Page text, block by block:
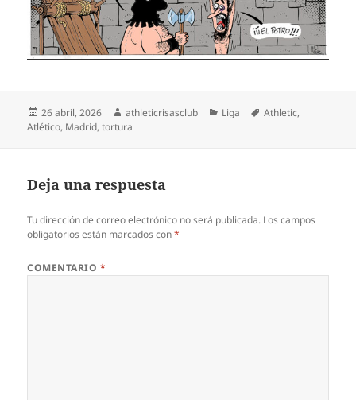
Publicado
el
26 abril, 2026 Autor
athleticrisasclub Categorías
Liga Etiquetas
Athletic,
Atlético, Madrid,tortura
Deja una respuesta
Tu dirección de correo electrónico no será publicada. Los campos
obligatorios están marcados con*
COMENTARIO *